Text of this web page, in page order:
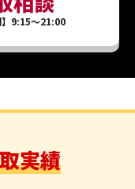
9:15～21:00
実績